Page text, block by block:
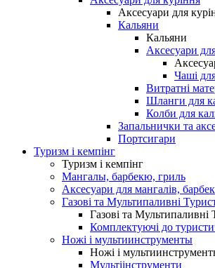
Аксесуари для
Кальяни
Кальяни
Аксесуари
Чаші
Витратні
Шланги для
Колби для
Запальнички та
Портсигари
Туризм і кемпінг
Туризм і кемпінг
Мангалы, барбекю, гриль
Аксесуари для мангалів,
Газові та Мультипаливні
Газові та Мультипаливні
Комплектуючі до
Ножі і мультиинструменты
Ножі і
Мультіінструменти